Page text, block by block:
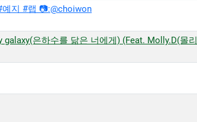
지 #랩 📷:@choiwon
galaxy(은하수를 닮은 너에게) (Feat. Molly.D(몰리